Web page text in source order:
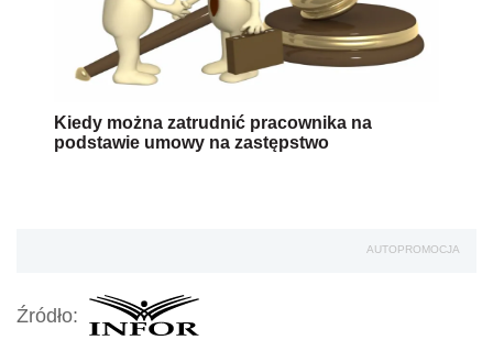
Kiedy można zatrudnić pracownika na
podstawie umowy na zastępstwo
AUTOPROMOCJA
Źródło: